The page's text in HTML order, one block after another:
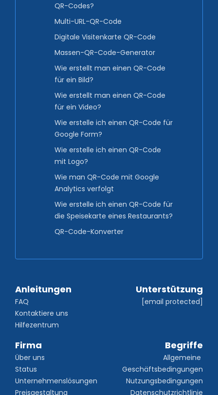
QR-Codes?
Multi-URL-QR-Code
Digitale Visitenkarte QR-Code
Massen-QR-Code-Generator
Wie erstellt man einen QR-Code
für ein Bild?
Wie erstellt man einen QR-Code
für ein Video?
Wie erstelle ich einen QR-Code für
Google Form?
Wie erstelle ich einen QR-Code
mit Logo?
Wie man QR-Code mit Google
Analytics verfolgt
Wie erstelle ich einen QR-Code für
die Speisekarte eines Restaurants?
QR-Code-Konverter
Anleitungen
FAQ
Kontaktiere uns
Hilfezentrum
Unterstützung
[email protected]
Firma
Über uns
Status
Unternehmenslösungen
Preisgestaltung
Begriffe
Allgemeine
Geschäftsbedingungen
Nutzungsbedingungen
Datenschutzrichtlinie